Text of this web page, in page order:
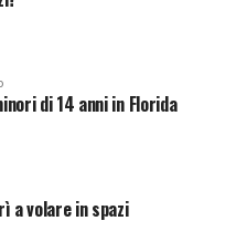
ricevere le principali
nostra Newsletter
di 14 anni in Florida
a volare in spazi